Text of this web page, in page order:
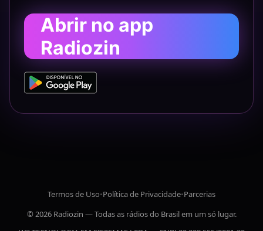
Abrir no app
Radiozin
Termos de Uso•Política de Privacidade•Parcerias
© 2026 Radiozin — Todas as rádios do Brasil em um só lugar.